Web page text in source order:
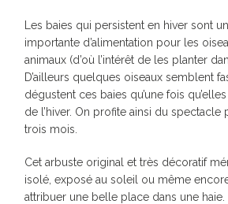
Les baies qui persistent en hiver sont
importante d’alimentation pour les
animaux (d’où l’intérêt de les planter
D’ailleurs quelques oiseaux semblent
dégustent ces baies qu’une fois
de l’hiver. On profite ainsi du spectacle
trois mois.
Cet arbuste original et très décoratif
isolé, exposé au soleil ou même
attribuer une belle place dans une haie.